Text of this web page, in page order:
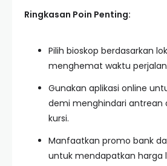
Ringkasan Poin Penting:
Pilih bioskop berdasarkan
menghemat waktu
Gunakan aplikasi online
demi menghindari antrean
kursi.
Manfaatkan promo bank
untuk mendapatkan harga